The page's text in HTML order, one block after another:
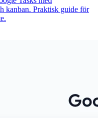
kanban. Praktisk guide för